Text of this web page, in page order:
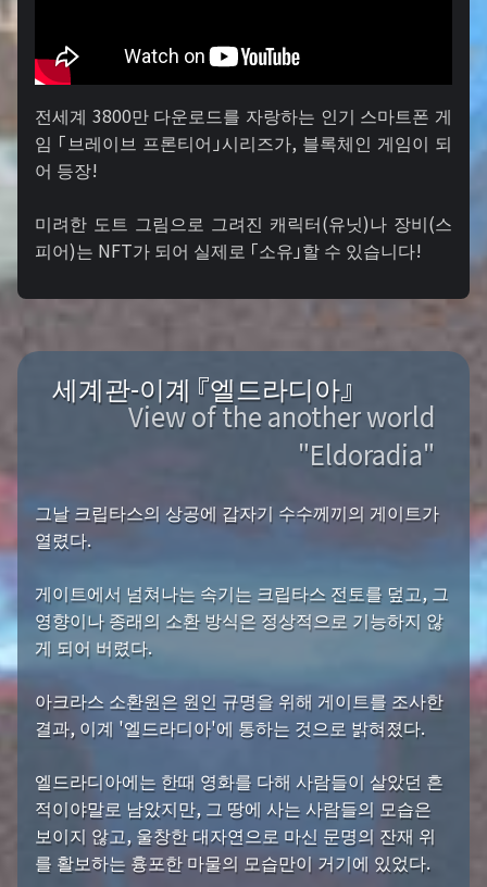
전세계 3800만 다운로드를 자랑하는 인기 스마트폰 게
임 「브레이브 프론티어」시리즈가, 블록체인 게임이 되
어 등장!
미려한 도트 그림으로 그려진 캐릭터(유닛)나 장비(스
피어)는 NFT가 되어 실제로 「소유」할 수 있습니다!
세계관-이계 『엘드라디아』
View of the another world
"Eldoradia"
그날 크립타스의 상공에 갑자기 수수께끼의 게이트가
열렸다.
게이트에서 넘쳐나는 속기는 크립타스 전토를 덮고, 그
영향이나 종래의 소환 방식은 정상적으로 기능하지 않
게 되어 버렸다.
아크라스 소환원은 원인 규명을 위해 게이트를 조사한
결과, 이계 '엘드라디아'에 통하는 것으로 밝혀졌다.
엘드라디아에는 한때 영화를 다해 사람들이 살았던 흔
적이야말로 남았지만, 그 땅에 사는 사람들의 모습은
보이지 않고, 울창한 대자연으로 마신 문명의 잔재 위
를 활보하는 흉포한 마물의 모습만이 거기에 있었다.